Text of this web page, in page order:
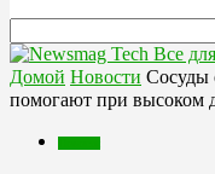
Все
Домой Новости Сосуды
помогают при высоком